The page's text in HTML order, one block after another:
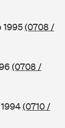
1995(0708 /
(0708 /
(0710 /